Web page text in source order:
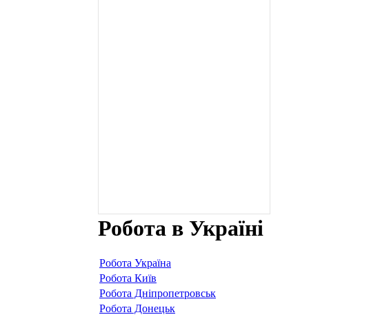
Робота в Україні
Робота Україна
Робота Київ
Робота Дніпропетровськ
Робота Донецьк